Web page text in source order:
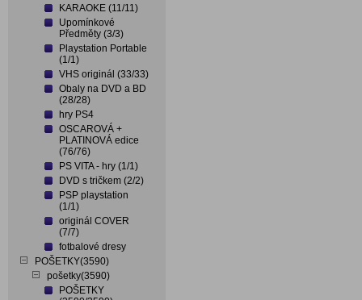
KARAOKE (11/11)
Upomínkové
Předměty (3/3)
Playstation Portable
(1/1)
VHS originál (33/33)
Obaly na DVD a BD
(28/28)
hry PS4
OSCAROVÁ +
PLATINOVÁ edice
(76/76)
PS VITA - hry (1/1)
DVD s tričkem (2/2)
PSP playstation
(1/1)
originál COVER
(7/7)
fotbalové dresy
POŠETKY(3590)
pošetky(3590)
POŠETKY